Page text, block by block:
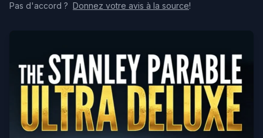
Pas d'accord ? Donnez votre avis à la source!